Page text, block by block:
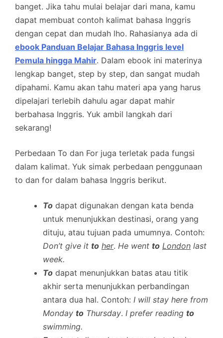
banget. Jika tahu mulai belajar dari mana, kamu
dapat membuat contoh kalimat bahasa Inggris
dengan cepat dan mudah lho. Rahasianya ada di
ebook Panduan Belajar Bahasa Inggris level
Pemula hingga Mahir. Dalam ebook ini materinya
lengkap banget, step by step, dan sangat mudah
dipahami. Kamu akan tahu materi apa yang harus
dipelajari terlebih dahulu agar dapat mahir
berbahasa Inggris. Yuk ambil langkah dari
sekarang!
Perbedaan To dan For juga terletak pada fungsi
dalam kalimat. Yuk simak perbedaan penggunaan
to dan for dalam bahasa Inggris berikut.
To dapat digunakan dengan kata benda
untuk menunjukkan destinasi, orang yang
dituju, atau tujuan pada umumnya. Contoh:
Don’t give it to her. He went to London last
week.
To dapat menunjukkan batas atau titik
akhir serta menunjukkan perbandingan
antara dua hal. Contoh: I will stay here from
Monday to Thursday. I prefer reading to
swimming.